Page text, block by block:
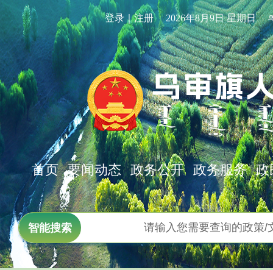
登录｜注册 2026年8月9日 星期日
首页 要闻动态 政务公开 政务服务 政
智能搜索